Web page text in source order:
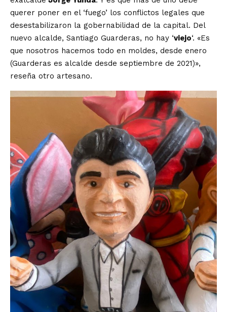
querer poner en el ‘fuego’ los conflictos legales que
desestabilizaron la gobernabilidad de la capital. Del
nuevo alcalde, Santiago Guarderas, no hay ‘viejo‘. «Es
que nosotros hacemos todo en moldes, desde enero
(Guarderas es alcalde desde septiembre de 2021)»,
reseña otro artesano.